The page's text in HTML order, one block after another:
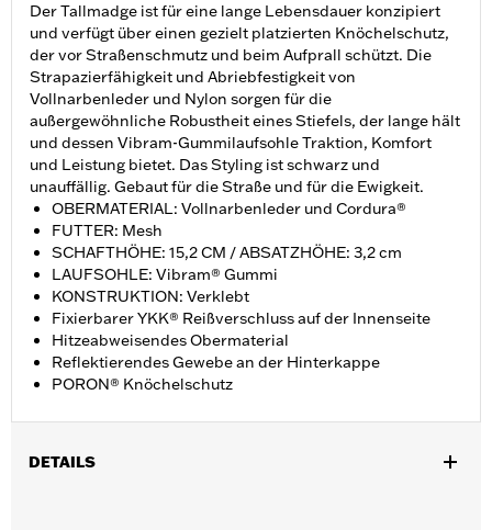
Der Tallmadge ist für eine lange Lebensdauer konzipiert
und verfügt über einen gezielt platzierten Knöchelschutz,
der vor Straßenschmutz und beim Aufprall schützt. Die
Strapazierfähigkeit und Abriebfestigkeit von
Vollnarbenleder und Nylon sorgen für die
außergewöhnliche Robustheit eines Stiefels, der lange hält
und dessen Vibram-Gummilaufsohle Traktion, Komfort
und Leistung bietet. Das Styling ist schwarz und
unauffällig. Gebaut für die Straße und für die Ewigkeit.
OBERMATERIAL: Vollnarbenleder und Cordura®
FUTTER: Mesh
SCHAFTHÖHE: 15,2 CM / ABSATZHÖHE: 3,2 cm
LAUFSOHLE: Vibram® Gummi
KONSTRUKTION: Verklebt
Fixierbarer YKK® Reißverschluss auf der Innenseite
Hitzeabweisendes Obermaterial
Reflektierendes Gewebe an der Hinterkappe
PORON® Knöchelschutz
DETAILS